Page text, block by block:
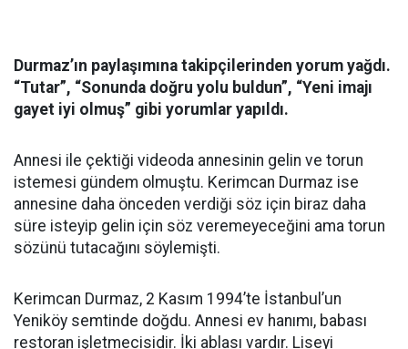
Durmaz’ın paylaşımına takipçilerinden yorum yağdı.
“Tutar”, “Sonunda doğru yolu buldun”, “Yeni imajı
gayet iyi olmuş” gibi yorumlar yapıldı.
Annesi ile çektiği videoda annesinin gelin ve torun
istemesi gündem olmuştu. Kerimcan Durmaz ise
annesine daha önceden verdiği söz için biraz daha
süre isteyip gelin için söz veremeyeceğini ama torun
sözünü tutacağını söylemişti.
Kerimcan Durmaz, 2 Kasım 1994’te İstanbul’un
Yeniköy semtinde doğdu. Annesi ev hanımı, babası
restoran işletmecisidir. İki ablası vardır. Liseyi